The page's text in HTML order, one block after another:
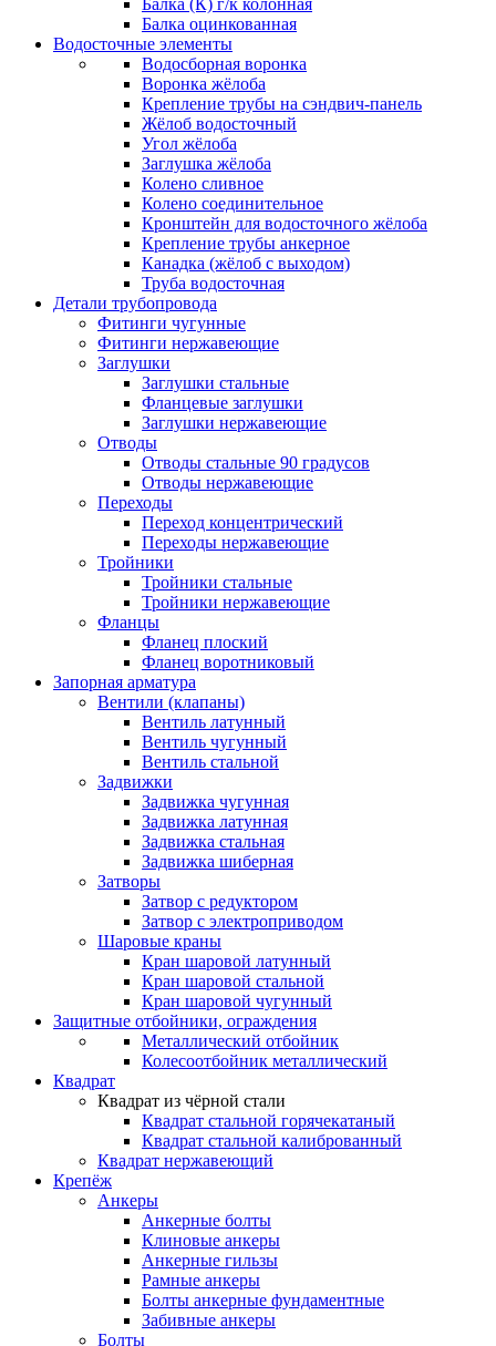
Балка (К) г/к колонная
Балка оцинкованная
Водосточные элементы
Водосборная воронка
Воронка жёлоба
Крепление трубы на сэндвич-панель
Жёлоб водосточный
Угол жёлоба
Заглушка жёлоба
Колено сливное
Колено соединительное
Кронштейн для водосточного жёлоба
Крепление трубы анкерное
Канадка (жёлоб с выходом)
Труба водосточная
Детали трубопровода
Фитинги чугунные
Фитинги нержавеющие
Заглушки
Заглушки стальные
Фланцевые заглушки
Заглушки нержавеющие
Отводы
Отводы стальные 90 градусов
Отводы нержавеющие
Переходы
Переход концентрический
Переходы нержавеющие
Тройники
Тройники стальные
Тройники нержавеющие
Фланцы
Фланец плоский
Фланец воротниковый
Запорная арматура
Вентили (клапаны)
Вентиль латунный
Вентиль чугунный
Вентиль стальной
Задвижки
Задвижка чугунная
Задвижка латунная
Задвижка стальная
Задвижка шиберная
Затворы
Затвор с редуктором
Затвор с электроприводом
Шаровые краны
Кран шаровой латунный
Кран шаровой стальной
Кран шаровой чугунный
Защитные отбойники, ограждения
Металлический отбойник
Колесоотбойник металлический
Квадрат
Квадрат из чёрной стали
Квадрат стальной горячекатаный
Квадрат стальной калиброванный
Квадрат нержавеющий
Крепёж
Анкеры
Анкерные болты
Клиновые анкеры
Анкерные гильзы
Рамные анкеры
Болты анкерные фундаментные
Забивные анкеры
Болты